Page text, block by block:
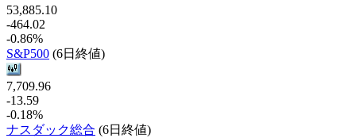
53,885.10
-464.02
-0.86%
S&P500 (6日終値)
7,709.96
-13.59
-0.18%
ナスダック総合 (6日終値)